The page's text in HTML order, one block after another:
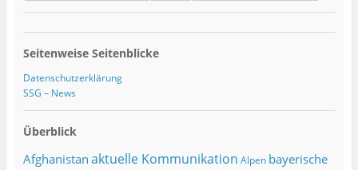
Seitenweise Seitenblicke
Datenschutzerklärung
SSG – News
Überblick
Afghanistanaktuelle Kommunikation Alpen bayerische